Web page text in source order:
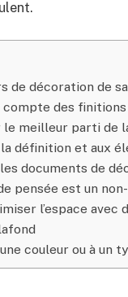
de décoration de
compte des
le meilleur parti de
définition et aux
documents de
pensée est un
l’espace
couleur ou à un